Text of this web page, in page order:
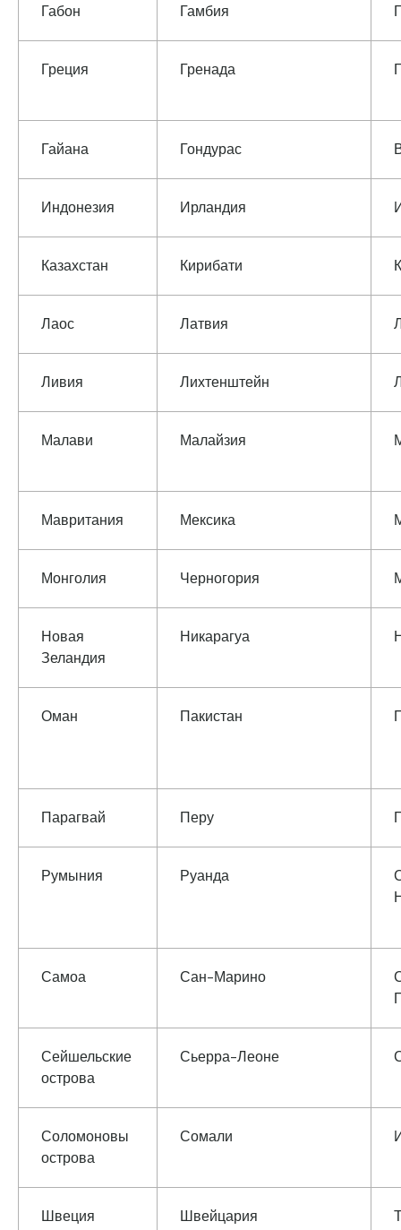
Габон Гамбия
Греция Гренада
Гайана Гондурас
Индонезия Ирландия
Казахстан Кирибати
Лаос Латвия
Ливия Лихтенштейн
Малави Малайзия
Мавритания Мексика
Монголия Черногория
Новая
Зеландия
Никарагуа
Оман Пакистан
Парагвай Перу
Румыния Руанда
Самоа Сан-Марино
Сейшельские
острова
Сьерра-Леоне
Соломоновы
острова
Сомали
Швеция Швейцария